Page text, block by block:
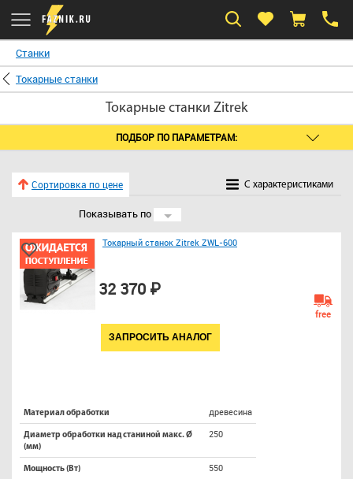
Станки
Токарные станки
Токарные станки Zitrek
ПОДБОР ПО ПАРАМЕТРАМ:
Сортировка по цене C характеристиками
Показывать по 24
Токарный станок Zitrek ZWL-600
32 370 ₽
ЗАПРОСИТЬ АНАЛОГ
free
Материал обработки древесина
Диаметр обработки над станиной макс. Ø
(мм)
250
Мощность (Вт) 550